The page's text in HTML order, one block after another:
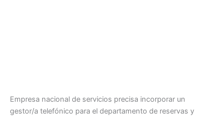
Empresa nacional de servicios precisa incorporar un
gestor/a telefónico para el departamento de reservas y